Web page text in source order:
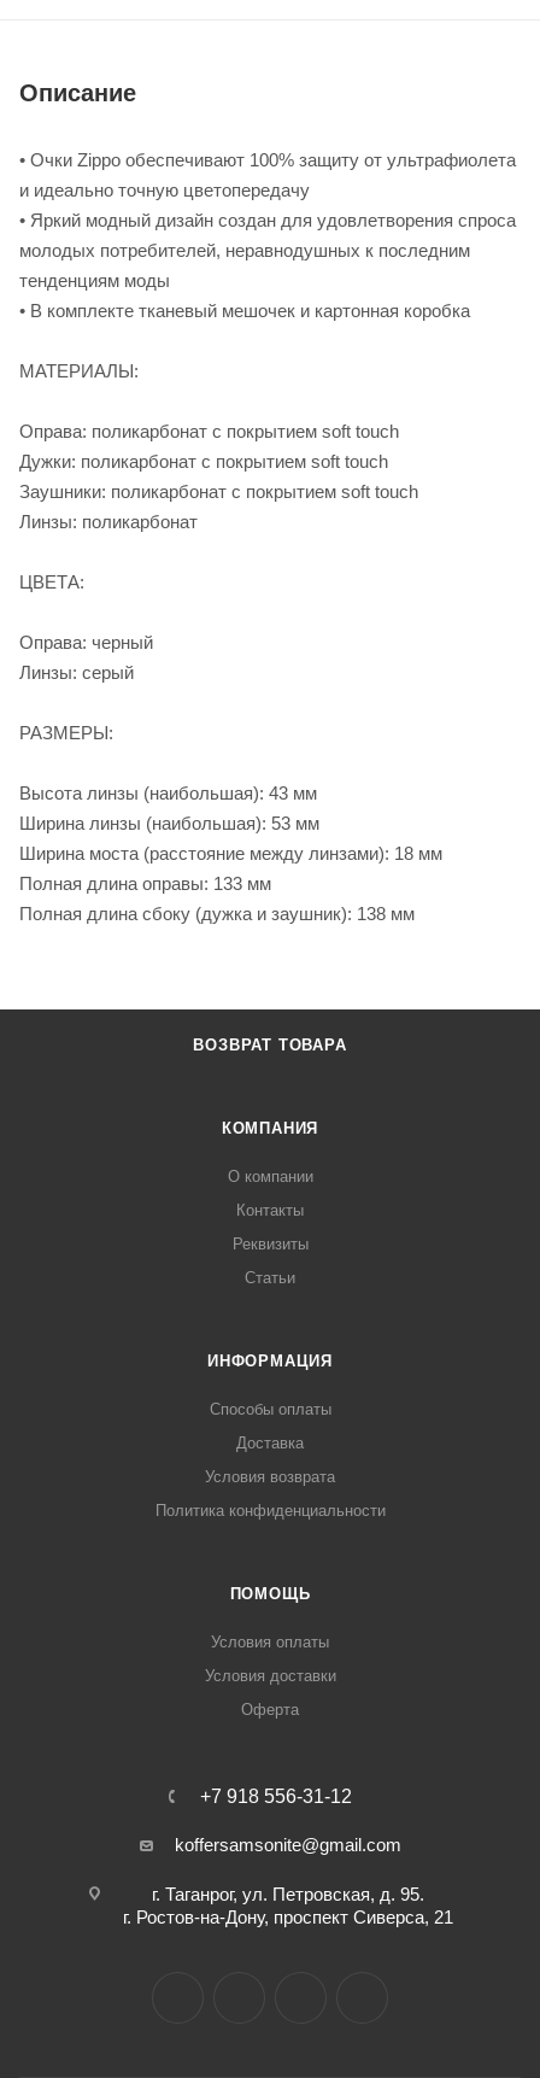
Описание
• Очки Zippo обеспечивают 100% защиту от ультрафиолета
и идеально точную цветопередачу
• Яркий модный дизайн создан для удовлетворения спроса
молодых потребителей, неравнодушных к последним
тенденциям моды
• В комплекте тканевый мешочек и картонная коробка
МАТЕРИАЛЫ:
Оправа: поликарбонат с покрытием soft touch
Дужки: поликарбонат с покрытием soft touch
Заушники: поликарбонат с покрытием soft touch
Линзы: поликарбонат
ЦВЕТА:
Оправа: черный
Линзы: серый
РАЗМЕРЫ:
Высота линзы (наибольшая): 43 мм
Ширина линзы (наибольшая): 53 мм
Ширина моста (расстояние между линзами): 18 мм
Полная длина оправы: 133 мм
Полная длина сбоку (дужка и заушник): 138 мм
ВОЗВРАТ ТОВАРА
КОМПАНИЯ
О компании
Контакты
Реквизиты
Статьи
ИНФОРМАЦИЯ
Способы оплаты
Доставка
Условия возврата
Политика конфиденциальности
ПОМОЩЬ
Условия оплаты
Условия доставки
Оферта
+7 918 556-31-12
koffersamsonite@gmail.com
г. Таганрог, ул. Петровская, д. 95.
г. Ростов-на-Дону, проспект Сиверса, 21